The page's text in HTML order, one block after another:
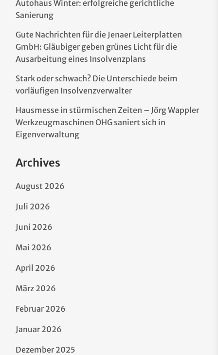
Autohaus Winter: erfolgreiche gerichtliche
Sanierung
Gute Nachrichten für die Jenaer Leiterplatten
GmbH: Gläubiger geben grünes Licht für die
Ausarbeitung eines Insolvenzplans
Stark oder schwach? Die Unterschiede beim
vorläufigen Insolvenzverwalter
Hausmesse in stürmischen Zeiten – Jörg Wappler
Werkzeugmaschinen OHG saniert sich in
Eigenverwaltung
Archives
August 2026
Juli 2026
Juni 2026
Mai 2026
April 2026
März 2026
Februar 2026
Januar 2026
Dezember 2025